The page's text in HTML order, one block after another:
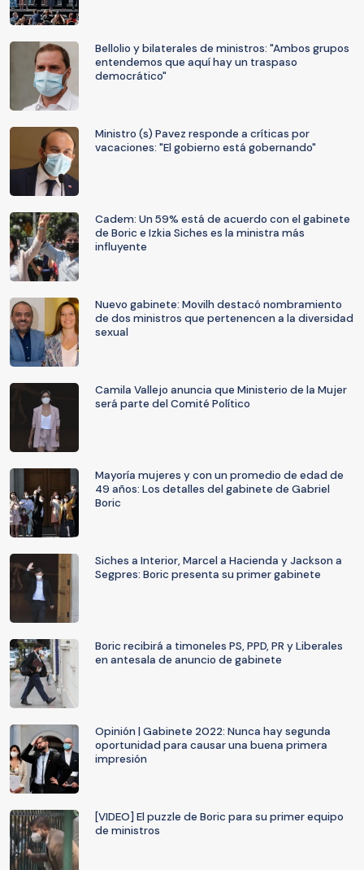
Bellolio y bilaterales de ministros: "Ambos grupos
entendemos que aquí hay un traspaso
democrático"
Ministro (s) Pavez responde a críticas por
vacaciones: "El gobierno está gobernando"
Cadem: Un 59% está de acuerdo con el gabinete
de Boric e Izkia Siches es la ministra más
influyente
Nuevo gabinete: Movilh destacó nombramiento
de dos ministros que pertenencen a la diversidad
sexual
Camila Vallejo anuncia que Ministerio de la Mujer
será parte del Comité Político
Mayoría mujeres y con un promedio de edad de
49 años: Los detalles del gabinete de Gabriel
Boric
Siches a Interior, Marcel a Hacienda y Jackson a
Segpres: Boric presenta su primer gabinete
Boric recibirá a timoneles PS, PPD, PR y Liberales
en antesala de anuncio de gabinete
Opinión | Gabinete 2022: Nunca hay segunda
oportunidad para causar una buena primera
impresión
[VIDEO] El puzzle de Boric para su primer equipo
de ministros